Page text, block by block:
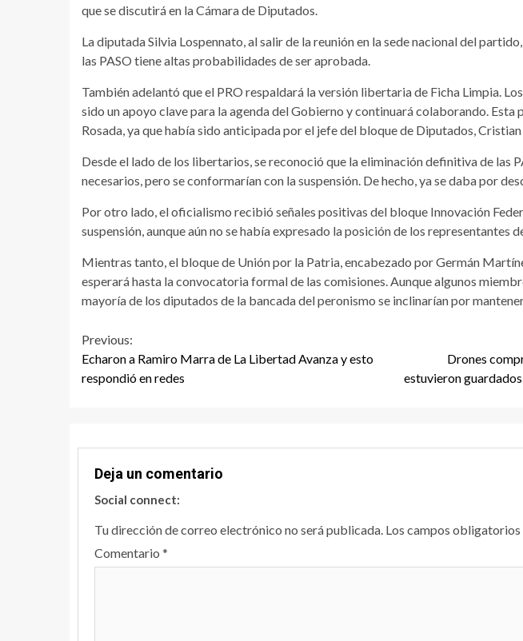
que se discutirá en la Cámara de Diputados.
La diputada Silvia Lospennato, al salir de la reunión en la sede nacional del
las PASO tiene altas probabilidades de ser aprobada.
También adelantó que el PRO respaldará la versión libertaria de Ficha Limpia.
sido un apoyo clave para la agenda del Gobierno y continuará colaborando. Esta
Rosada, ya que había sido anticipada por el jefe del bloque de Diputados,
Desde el lado de los libertarios, se reconoció que la eliminación definitiva de las
necesarios, pero se conformarían con la suspensión. De hecho, ya se daba por
Por otro lado, el oficialismo recibió señales positivas del bloque Innovación
suspensión, aunque aún no se había expresado la posición de los representantes
Mientras tanto, el bloque de Unión por la Patria, encabezado por Germán
esperará hasta la convocatoria formal de las comisiones. Aunque algunos
mayoría de los diputados de la bancada del peronismo se inclinarían por
Continue
Reading
Previous:
Echaron a Ramiro Marra de La Libertad Avanza y esto
respondió en redes
Drones
estuvieron
Deja un comentario
Social connect:
Tu dirección de correo electrónico no será publicada. Los campos
Comentario *